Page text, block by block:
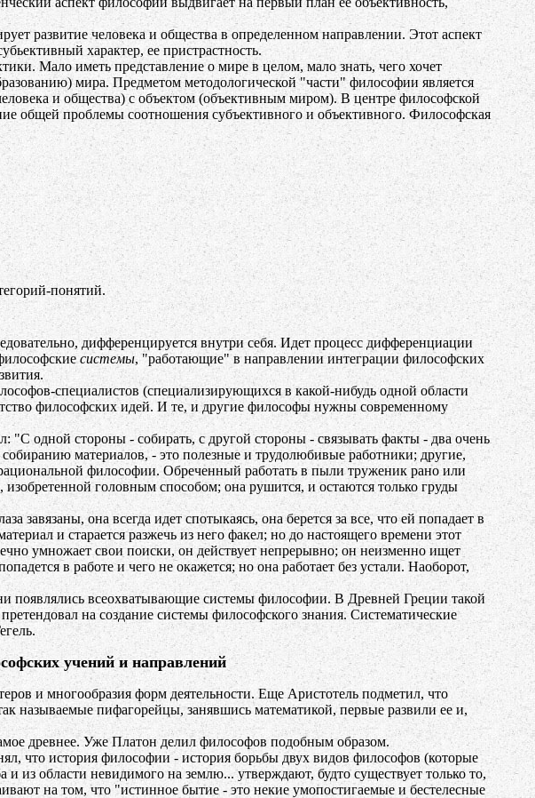
развитие человека и общества в определенном направлении. Этот аспект
характер, ее пристрастность.
Мало иметь представление о мире в целом, мало знать, чего хочет
мира. Предметом методологической "части" философии является
и общества) с объектом (объективным миром). В центре философской
общей проблемы соотношения субъективного и объективного. Философская
понятий.
дифференцируется внутри себя. Идет процесс дифференциации
системы, "работающие" в направлении интеграции философских
специалистов (специализирующихся в какой-нибудь одной области
философских идей. И те, и другие философы нужны современному
одной стороны - собирать, с другой стороны - связывать факты - два очень
материалов, - это полезные и трудолюбивые работники; другие,
философии. Обреченный работать в пыли труженик рано или
головным способом; она рушится, и остаются только груды
она всегда идет спотыкаясь, она берется за все, что ей попадает в
и старается разжечь из него факел; но до настоящего времени этот
умножает свои поиски, он действует непрерывно; он неизменно ищет
в работе и чего не окажется; но она работает без устали. Наоборот,
появлялись всеохватывающие системы философии. В Древней Греции такой
на создание системы философского знания. Систематические
учений и направлений
и многообразия форм деятельности. Еще Аристотель подметил, что
называемые пифагорейцы, занявшись математикой, первые развили ее и,
древнее. Уже Платон делил философов подобным образом.
история философии - история борьбы двух видов философов (которые
из области невидимого на землю... утверждают, будто существует только то,
на том, что "истинное бытие - это некие умопостигаемые и бестелесные